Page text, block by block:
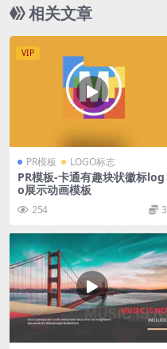
相关文章
VIP
PR模板 LOGO标志
PR模板-卡通有趣块状徽标log
o展示动画模板
254 3